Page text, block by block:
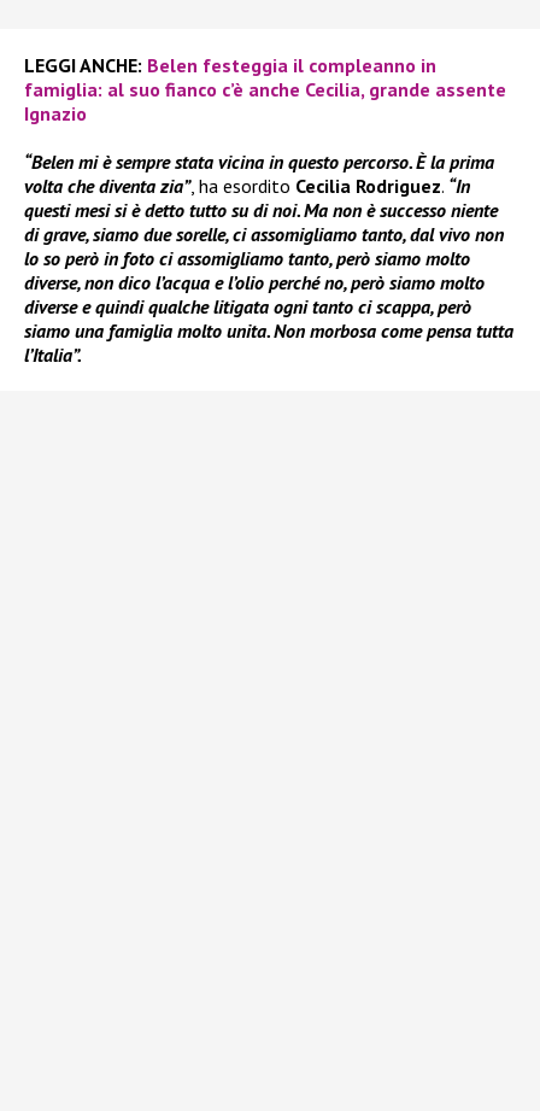
LEGGI ANCHE: Belen festeggia il compleanno in
famiglia: al suo fianco c’è anche Cecilia, grande assente
Ignazio
“Belen mi è sempre stata vicina in questo percorso. È la prima
volta che diventa zia”, ha esordito Cecilia Rodriguez. “In
questi mesi si è detto tutto su di noi. Ma non è successo niente
di grave, siamo due sorelle, ci assomigliamo tanto, dal vivo non
lo so però in foto ci assomigliamo tanto, però siamo molto
diverse, non dico l’acqua e l’olio perché no, però siamo molto
diverse e quindi qualche litigata ogni tanto ci scappa, però
siamo una famiglia molto unita. Non morbosa come pensa tutta
l’Italia”.